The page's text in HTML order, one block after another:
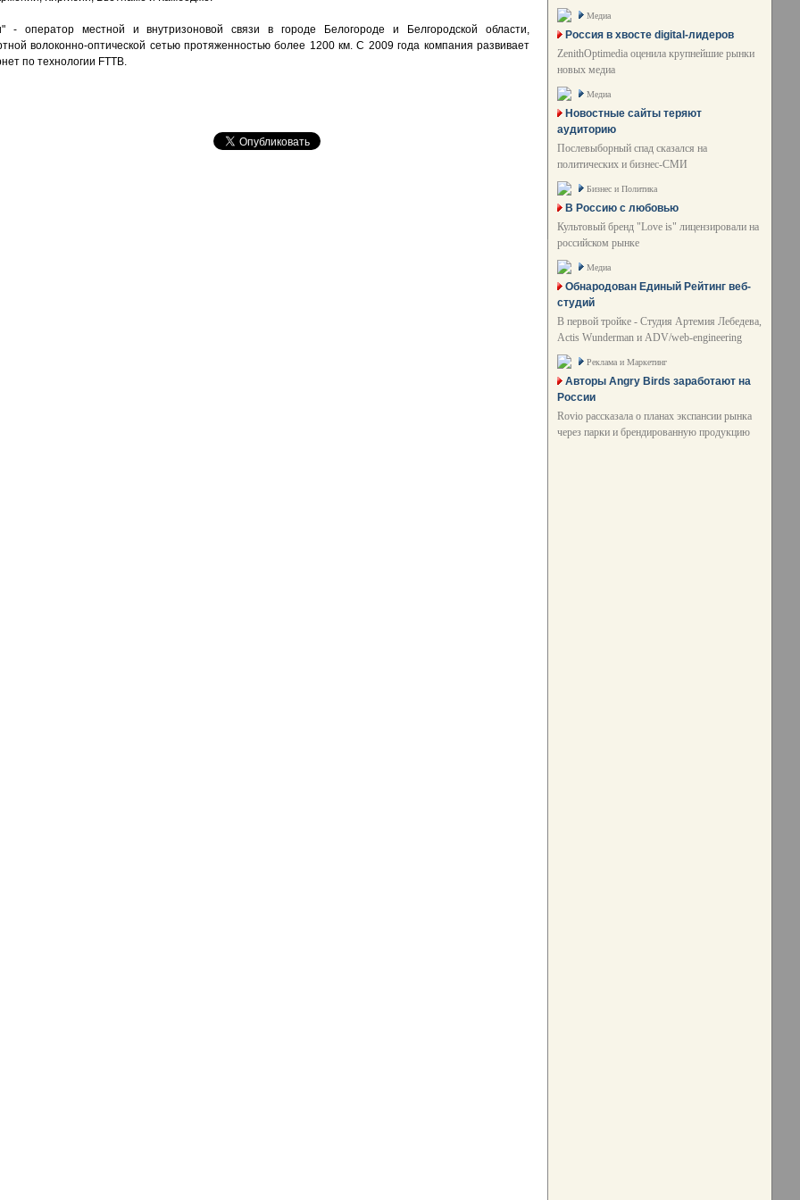
- оператор местной и внутризоновой связи в городе Белогороде и Белгородской области,
волоконно-оптической сетью протяженностью более 1200 км. С 2009 года компания развивает
по технологии FTTB.
Медиа
Россия в хвосте digital-лидеров
ZenithOptimedia оценила крупнейшие рынки
новых медиа
Медиа
Новостные сайты теряют
аудиторию
Послевыборный спад сказался на
политических и бизнес-СМИ
Бизнес и Политика
В Россию с любовью
Культовый бренд "Love is" лицензировали на
российском рынке
Медиа
Обнародован Единый Рейтинг веб-
студий
В первой тройке - Студия Артемия Лебедева,
Actis Wunderman и ADV/web-engineering
Реклама и Маркетинг
Авторы Angry Birds заработают на
России
Rovio рассказала о планах экспансии рынка
через парки и брендированную продукцию